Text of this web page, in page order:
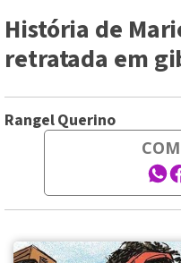
História de
retratada em
Rangel Querino